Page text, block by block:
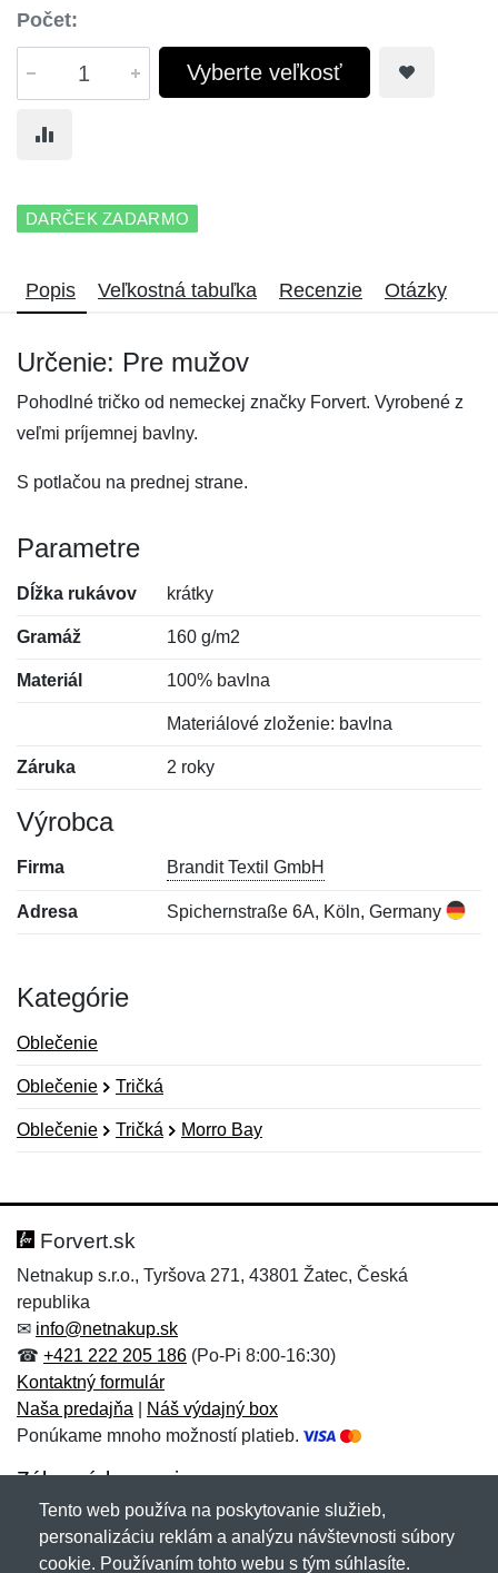
Počet:
Vyberte veľkosť
DARČEK ZADARMO
Popis Veľkostná tabuľka Recenzie Otázky
Určenie: Pre mužov
Pohodlné tričko od nemeckej značky Forvert. Vyrobené z
veľmi príjemnej bavlny.
S potlačou na prednej strane.
Parametre
Dĺžka rukávov krátky
Gramáž 160 g/m2
Materiál 100% bavlna
Materiálové zloženie: bavlna
Záruka 2 roky
Výrobca
Firma Brandit Textil GmbH
Adresa Spichernstraße 6A, Köln, Germany
Kategórie
Oblečenie
Oblečenie Tričká
Oblečenie Tričká Morro Bay
Hodnotenie:
Meno:*
E-mail:
Správa*
Meno:
E-mail:*
Správa*
Forvert.sk
Netnakup s.r.o., Tyršova 271, 43801 Žatec, Česká
republika
✉ info@netnakup.sk
☎ +421 222 205 186 (Po-Pi 8:00-16:30)
Kontaktný formulár
Naša predajňa
Náš výdajný box
Ponúkame mnoho možností platieb.
Zákaznícky servis
Novinky emailom
Tento web používa na poskytovanie služieb,
personalizáciu reklám a analýzu návštevnosti súbory
cookie. Používaním tohto webu s tým súhlasíte.